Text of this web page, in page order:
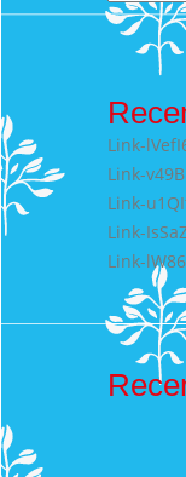
naar:
Link-
Link-
Link-
Link-
Link-